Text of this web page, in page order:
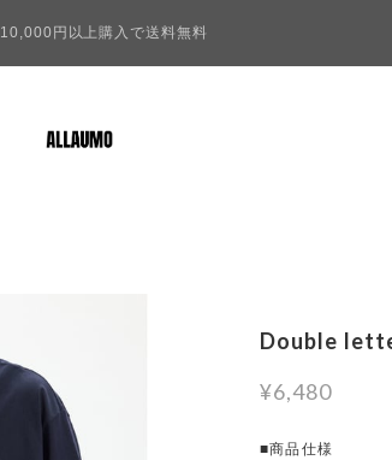
10,000円以上購入で送料無料
Double
¥6,480
■商品仕様